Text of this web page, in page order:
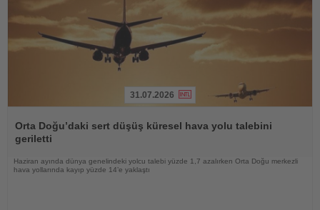
Oku
31.07.2026
Orta Doğu’daki sert düşüş küresel hava yolu talebini
geriletti
Haziran ayında dünya genelindeki yolcu talebi yüzde 1,7 azalırken Orta Doğu merkezli
hava yollarında kayıp yüzde 14’e yaklaştı